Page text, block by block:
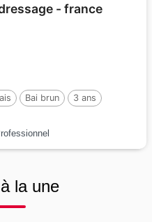
- france
Bai brun
3 ans
la une